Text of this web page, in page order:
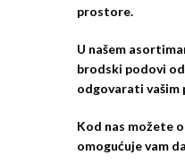
prostore.
U našem
brodski podovi
odgovarati vašim
Kod nas možete
omogućuje vam